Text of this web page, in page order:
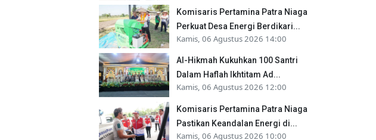
Komisaris Pertamina Patra Niaga
Perkuat Desa Energi Berdikari...
Kamis, 06 Agustus 2026 14:00
Al-Hikmah Kukuhkan 100 Santri
Dalam Haflah Ikhtitam Ad...
Kamis, 06 Agustus 2026 12:00
Komisaris Pertamina Patra Niaga
Pastikan Keandalan Energi di...
Kamis, 06 Agustus 2026 10:00